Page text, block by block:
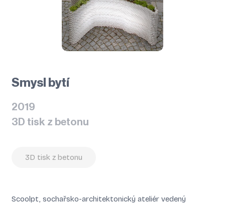
Smysl bytí
2019
3D tisk z betonu
3D tisk z betonu
Scoolpt, sochařsko-architektonický ateliér vedený